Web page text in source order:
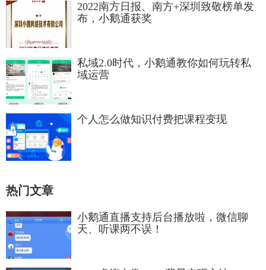
2022南方日报、南方+深圳致敬榜单发
布，小鹅通获奖
私域2.0时代，小鹅通教你如何玩转私
域运营
个人怎么做知识付费把课程变现
热门文章
小鹅通直播支持后台播放啦，微信聊
天、听课两不误！